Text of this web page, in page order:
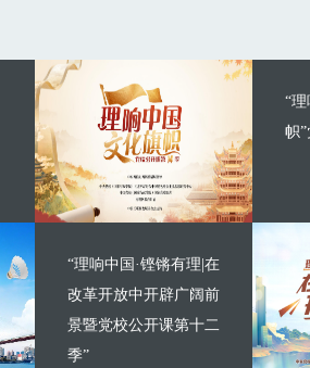
“
帜
“理响中国·铿锵有理|在
改革开放中开辟广阔前
景暨党校公开课第十二
季”